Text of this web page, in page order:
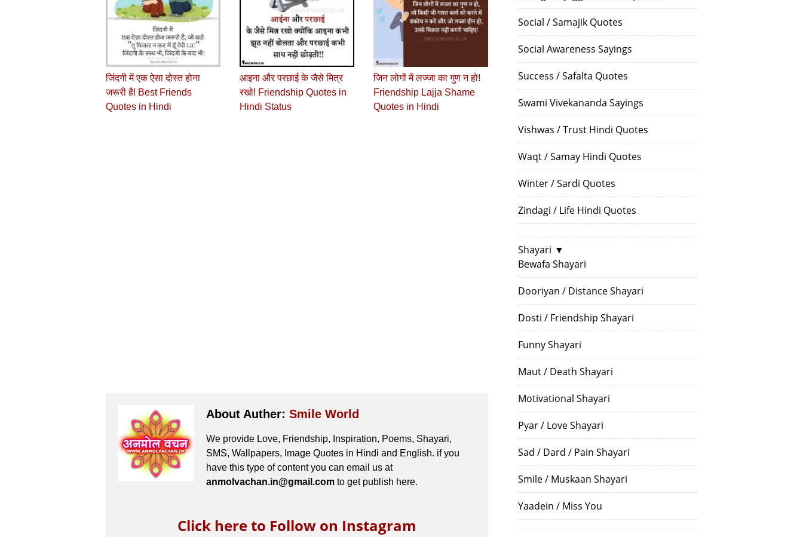
जिंदगी में एक ऐसा दोस्त होना
जरूरी है! Best Friends
Quotes in Hindi
आइना और परछाई के जैसे मित्र
रखो! Friendship Quotes in
Hindi Status
जिन लोगों में लज्जा का गुण न हो!
Friendship Lajja Shame
Quotes in Hindi
About Auther: Smile World
We provide Love, Friendship, Inspiration, Poems, Shayari,
SMS, Wallpapers, Image Quotes in Hindi and English. if you
have this type of content you can email us at
anmolvachan.in@gmail.com to get publish here.
Click here to Follow on Instagram
Social / Samajik Quotes
Social Awareness Sayings
Success / Safalta Quotes
Swami Vivekananda Sayings
Vishwas / Trust Hindi Quotes
Waqt / Samay Hindi Quotes
Winter / Sardi Quotes
Zindagi / Life Hindi Quotes
Shayari ▼
Bewafa Shayari
Dooriyan / Distance Shayari
Dosti / Friendship Shayari
Funny Shayari
Maut / Death Shayari
Motivational Shayari
Pyar / Love Shayari
Sad / Dard / Pain Shayari
Smile / Muskaan Shayari
Yaadein / Miss You